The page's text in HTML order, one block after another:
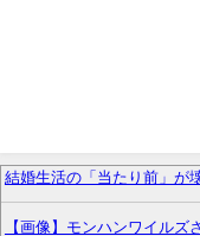
結婚生活の「当たり前」が
【画像】モンハンワイルズ